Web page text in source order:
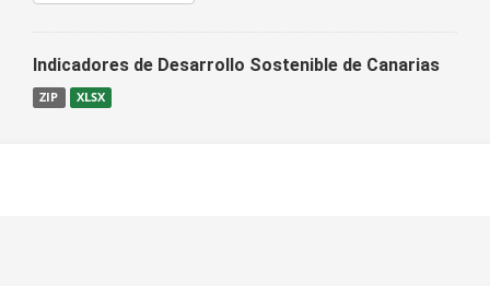
Indicadores de Desarrollo Sostenible de Canarias
ZIP XLSX